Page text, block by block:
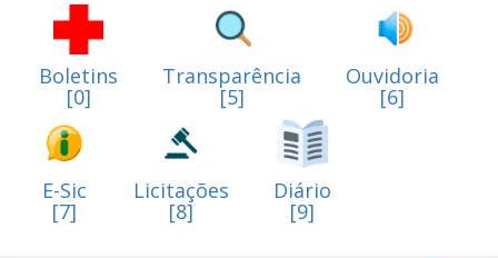
Boletins
[0]
Transparência
[5]
Ouvidoria
[6]
E-Sic
[7]
Licitações
[8]
Diário
[9]